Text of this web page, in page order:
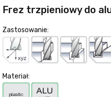
Frez trzpieniowy do
Zastosowanie:
Materiał: